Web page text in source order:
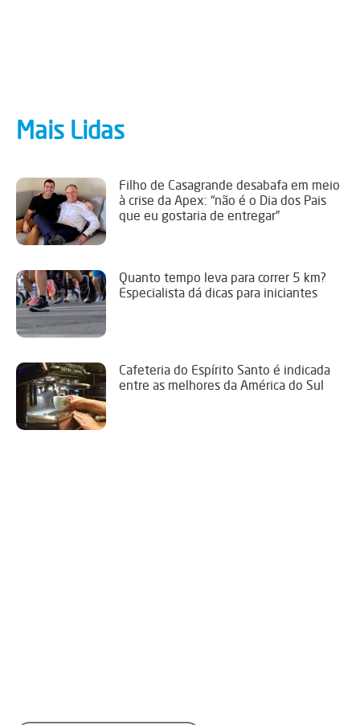
Mais Lidas
Filho de Casagrande desabafa em meio
à crise da Apex: “não é o Dia dos Pais
que eu gostaria de entregar”
Quanto tempo leva para correr 5 km?
Especialista dá dicas para iniciantes
Cafeteria do Espírito Santo é indicada
entre as melhores da América do Sul